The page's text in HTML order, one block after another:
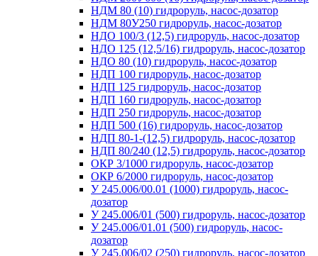
НДМ 80 (10) гидроруль, насос-дозатор
НДМ 80У250 гидроруль, насос-дозатор
НДО 100/3 (12,5) гидроруль, насос-дозатор
НДО 125 (12,5/16) гидроруль, насос-дозатор
НДО 80 (10) гидроруль, насос-дозатор
НДП 100 гидроруль, насос-дозатор
НДП 125 гидроруль, насос-дозатор
НДП 160 гидроруль, насос-дозатор
НДП 250 гидроруль, насос-дозатор
НДП 500 (16) гидроруль, насос-дозатор
НДП 80-1-(12,5) гидроруль, насос-дозатор
НДП 80/240 (12,5) гидроруль, насос-дозатор
ОКР 3/1000 гидроруль, насос-дозатор
ОКР 6/2000 гидроруль, насос-дозатор
У 245.006/00.01 (1000) гидроруль, насос-
дозатор
У 245.006/01 (500) гидроруль, насос-дозатор
У 245.006/01.01 (500) гидроруль, насос-
дозатор
У 245.006/02 (250) гидроруль, насос-дозатор